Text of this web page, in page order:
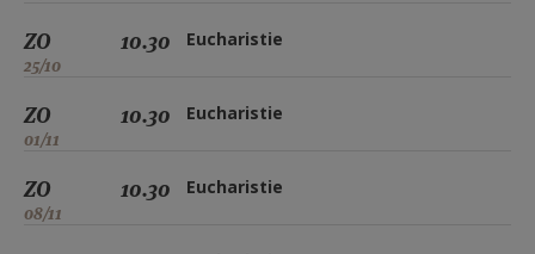
ZO
25/10
10.30 Eucharistie
ZO
01/11
10.30 Eucharistie
ZO
08/11
10.30 Eucharistie